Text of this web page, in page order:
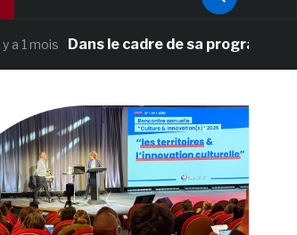
Dans le cadre de sa programmation